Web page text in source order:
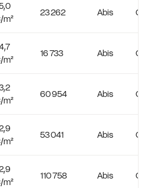
23 262 Abis Oui
16 733 Abis Oui
60 954 Abis Oui
53 041 Abis Oui
110 758 Abis Oui